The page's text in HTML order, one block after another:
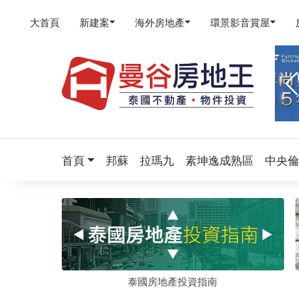
大首頁 新建案 海外房地產 環景影音賞屋
首頁 邦蘇 拉瑪九 素坤逸成熟區 中央
泰國房地產投資指南